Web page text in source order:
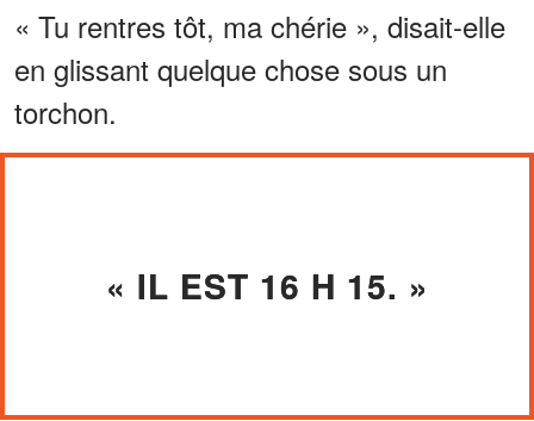
« Tu rentres tôt, ma chérie », disait-elle
en glissant quelque chose sous un
torchon.
« IL EST 16 H 15. »